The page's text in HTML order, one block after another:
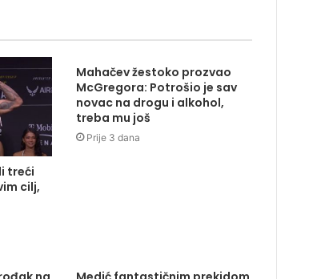
treći
cilj,
Mahačev žestoko prozvao
McGregora: Potrošio je sav
novac na drogu i alkohol,
treba mu još
Prije 3 dana